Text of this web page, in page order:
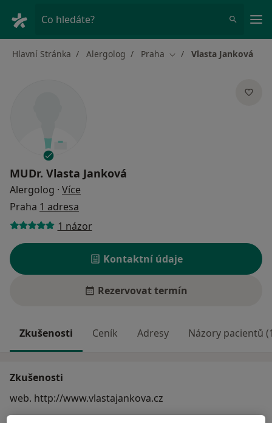
Co hledáte?
Hlavní Stránka Alergolog Praha Změna města
Vlasta Janková
MUDr. Vlasta Janková
Alergolog · Více
Praha 1 adresa
1 názor
Kontaktní údaje
Rezervovat termín
Zkušenosti Ceník Adresy Názory pacientů
Zkušenosti
web. http://www.vlastajankova.cz